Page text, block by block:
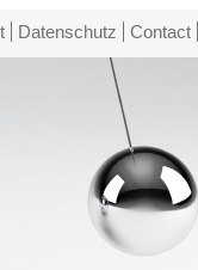
Datenschutz Contact